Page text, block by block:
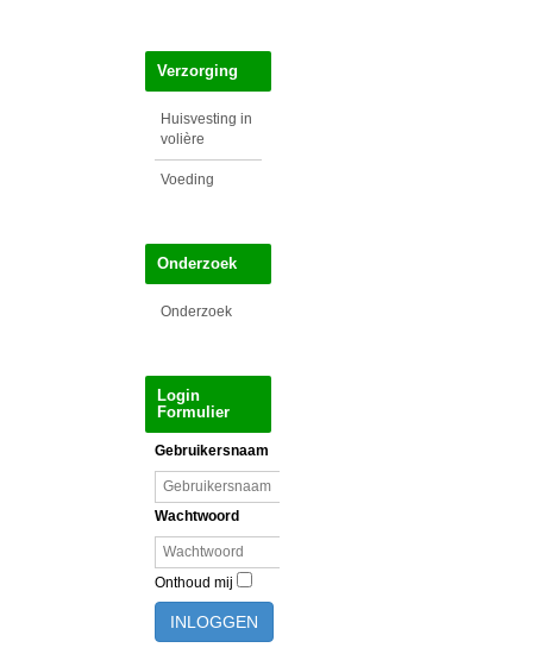
Verzorging
Huisvesting in
volière
Voeding
Onderzoek
Onderzoek
Login
Formulier
Gebruikersnaam
Wachtwoord
Onthoud mij
INLOGGEN